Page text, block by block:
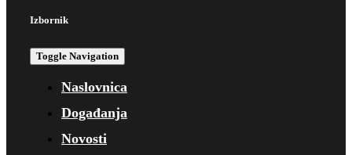
Izbornik
Toggle Navigation
Naslovnica
Događanja
Novosti